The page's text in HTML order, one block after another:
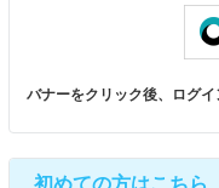
バナーをクリック後、ログ
初めての方はこちら